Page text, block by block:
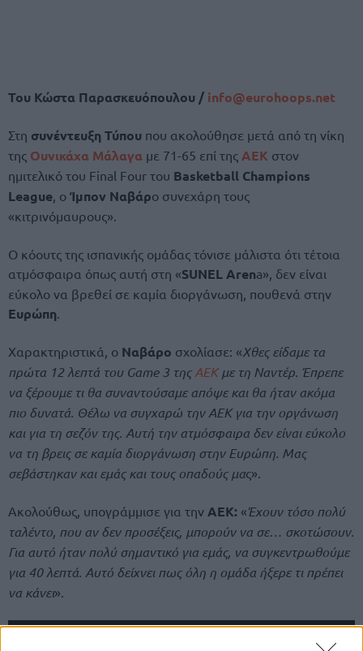
Του Κώστα Παρασκευόπουλου / info@eurohoops.net
Στη συνέντευξη Τύπου που ακολούθησε μετά από τη νίκη
της Ουνικάχα Μάλαγα με 71-65 επί της ΑΕΚ στον
ημιτελικό του Final Four του Basketball Champions
League, ο Ίμπον Ναβάρο συνεχάρη τους
«κιτρινόμαυρους».
Ο κόουτς της ισπανικής ομάδας τόνισε μάλιστα ότι τέτοια
ατμόσφαιρα όπως αυτή στη «SUNEL Arena», δεν είναι
εύκολο να βρεθεί σε καμία διοργάνωση, πουθενά στην
Ευρώπη
Χαρακτηριστικά, ο Ναβάρο σχολίασε: «Χθες είδαμε τα
πρώτα 12 λεπτά του Game 3 τηςΑΕΚμε τη Ναντέρ. Έπρεπε
να ξέρουμε τι θα συναντούσαμε απόψε και θα ήταν ακόμα
πιο δυνατά. Θέλω να συγχαρώ την ΑΕΚ για την οργάνωση
και για τη σεζόν της. Αυτή την ατμόσφαιρα δεν είναι εύκολο
να τη βρεις σε καμία διοργάνωση στην Ευρώπη. Μας
σεβάστηκαν και εμάς και τους οπαδούς μας».
Ακολούθως, υπογράμμισε για την ΑΕΚ: «Έχουν τόσο πολύ
ταλέντο, που αν δεν προσέξεις, μπορούν να σε… σκοτώσουν.
Για αυτό ήταν πολύ σημαντικό για εμάς, να συγκεντρωθούμε
για 40 λεπτά. Αυτό δείχνει πως όλη η ομάδα ήξερε τι πρέπει
να κάνει».